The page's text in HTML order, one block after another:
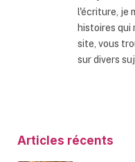
l'écriture, je
histoires qui
site, vous
sur divers
Articles récents